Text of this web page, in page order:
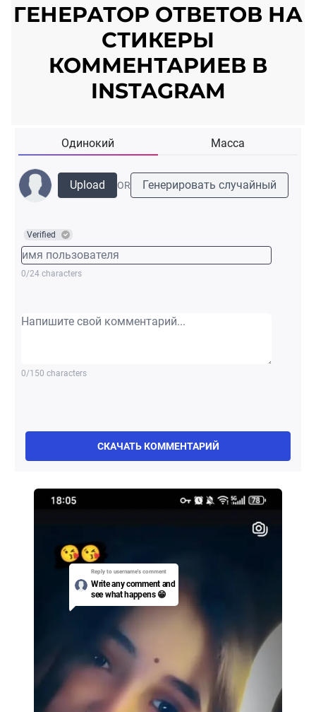
ГЕНЕРАТОР ОТВЕТОВ НА
СТИКЕРЫ
КОММЕНТАРИЕВ В
INSTAGRAM
Одинокий Масса
Upload OR Генерировать случайный
Verified
0/24 characters
0/150 characters
СКАЧАТЬ КОММЕНТАРИЙ
Reply to username's comment
Write any comment and
see what happens 😁